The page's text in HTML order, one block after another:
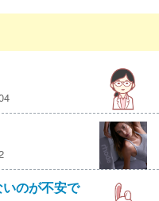
のが不安で